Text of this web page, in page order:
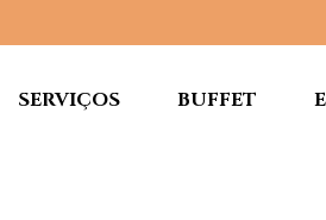
SERVIÇOS BUFFET